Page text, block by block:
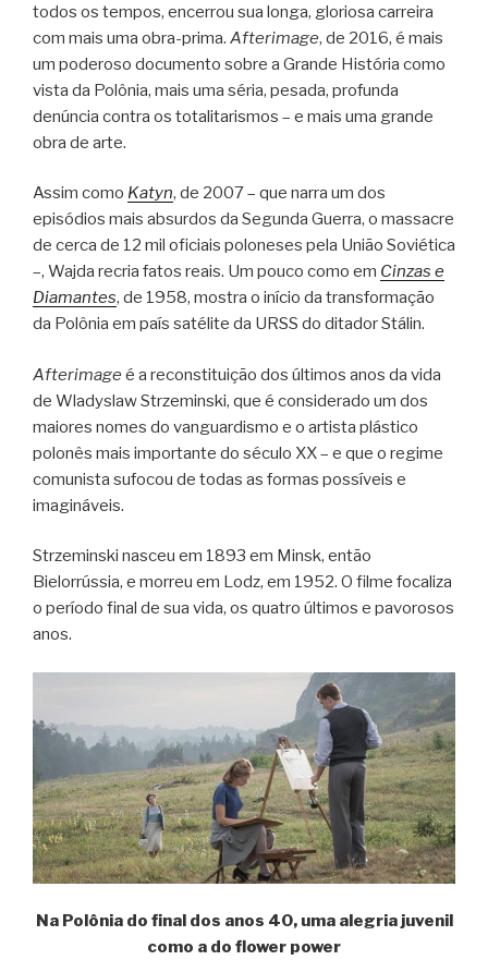
todos os tempos, encerrou sua longa, gloriosa carreira
com mais uma obra-prima. Afterimage, de 2016, é mais
um poderoso documento sobre a Grande História como
vista da Polônia, mais uma séria, pesada, profunda
denúncia contra os totalitarismos – e mais uma grande
obra de arte.
Assim como Katyn, de 2007 – que narra um dos
episódios mais absurdos da Segunda Guerra, o massacre
de cerca de 12 mil oficiais poloneses pela União Soviética
–, Wajda recria fatos reais. Um pouco como em Cinzas e
Diamantes, de 1958, mostra o início da transformação
da Polônia em país satélite da URSS do ditador Stálin.
Afterimage é a reconstituição dos últimos anos da vida
de Wladyslaw Strzeminski, que é considerado um dos
maiores nomes do vanguardismo e o artista plástico
polonês mais importante do século XX – e que o regime
comunista sufocou de todas as formas possíveis e
imagináveis.
Strzeminski nasceu em 1893 em Minsk, então
Bielorrússia, e morreu em Lodz, em 1952. O filme focaliza
o período final de sua vida, os quatro últimos e pavorosos
anos.
Na Polônia do final dos anos 40, uma alegria juvenil
como a do flower power